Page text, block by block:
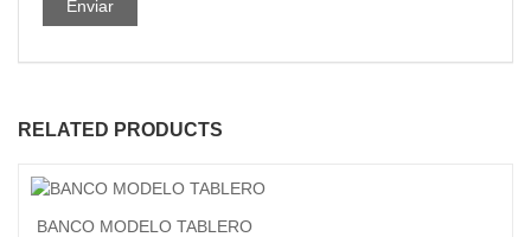
RELATED PRODUCTS
BANCO MODELO TABLERO